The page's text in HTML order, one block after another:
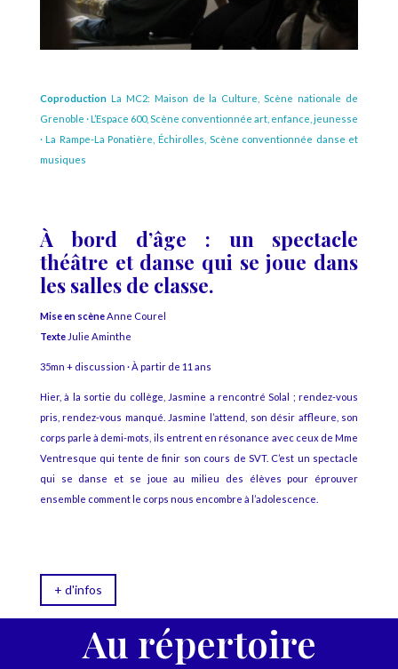
Coproduction La MC2: Maison de la Culture, Scène nationale de
Grenoble · L’Espace 600, Scène conventionnée art, enfance, jeunesse
· La Rampe-La Ponatière, Échirolles, Scène conventionnée danse et
musiques
À bord d’âge : un spectacle
théâtre et danse qui se joue dans
les salles de classe.
Mise en scèneAnne Courel
Texte Julie Aminthe
35mn + discussion · À partir de 11 ans
Hier, à la sortie du collège, Jasmine a rencontré Solal ; rendez-vous
pris, rendez-vous manqué. Jasmine l’attend, son désir affleure, son
corps parle à demi-mots, ils entrent en résonance avec ceux de Mme
Ventresque qui tente de finir son cours de SVT. C’est un spectacle
qui se danse et se joue au milieu des élèves pour éprouver
ensemble comment le corps nous encombre à l’adolescence.
+ d'infos
Au répertoire